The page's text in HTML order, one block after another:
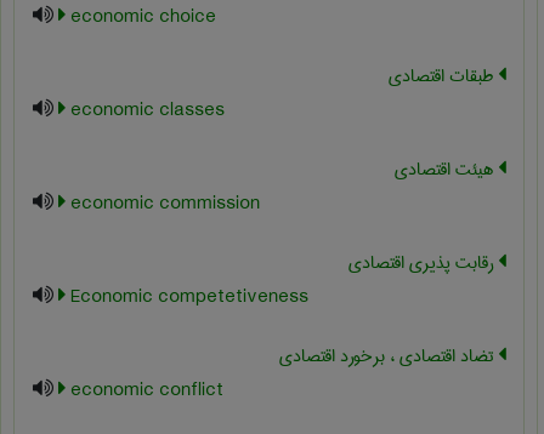
economic choice
طبقات اقتصادی
economic classes
هیئت اقتصادی
economic commission
رقابت پذیری اقتصادی
Economic competetiveness
تضاد اقتصادی ، برخورد اقتصادی
economic conflict